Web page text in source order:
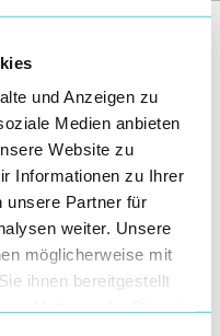
und Anzeigen zu
Medien anbieten
Website zu
Informationen zu Ihrer
unsere Partner für
weiter. Unsere
möglicherweise mit
ihnen bereitgestellt